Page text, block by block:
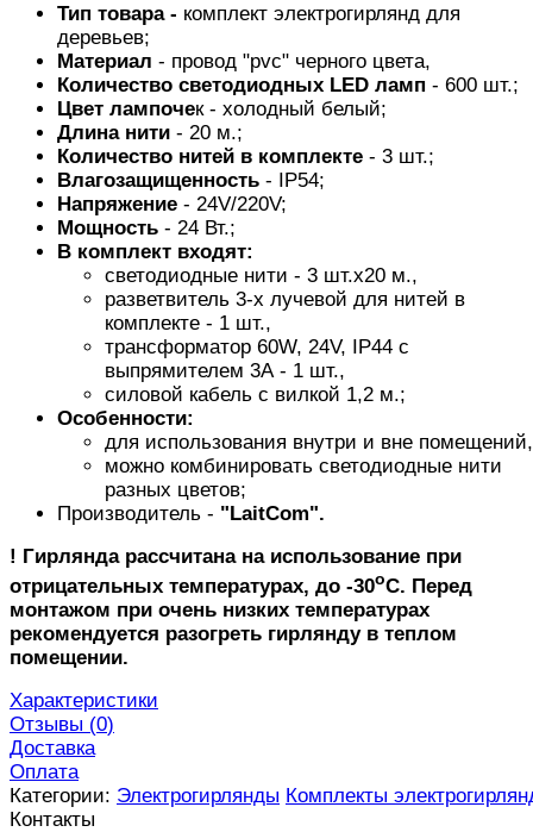
Тип товара - комплект электрогирлянд для
деревьев;
Материал - провод "pvc" черного цвета,
Количество светодиодных LED ламп - 600 шт.;
Цвет лампочек - холодный белый;
Длинанити - 20 м.;
Количество нитей в комплекте - 3 шт.;
Влагозащищенность - IP54;
Напряжение - 24V/220V;
Мощность - 24 Вт.;
В комплект входят:
светодиодные нити - 3 шт.x20 м.,
разветвитель 3-х лучевой для нитей в
комплекте - 1 шт.,
трансформатор 60W, 24V, IP44 с
выпрямителем 3А - 1 шт.,
силовой кабель с вилкой 1,2 м.;
Особенности:
для использования внутри и вне помещений,
можно комбинировать светодиодные нити
разных цветов;
Производитель - "LaitCom".
! Гирлянда рассчитана на использование при
отрицательных температурах, до -30oC. Перед
монтажом при очень низких температурах
рекомендуется разогреть гирлянду в теплом
помещении.
Характеристики
Отзывы (0)
Доставка
Оплата
Категории: Электрогирлянды Комплекты
Контакты